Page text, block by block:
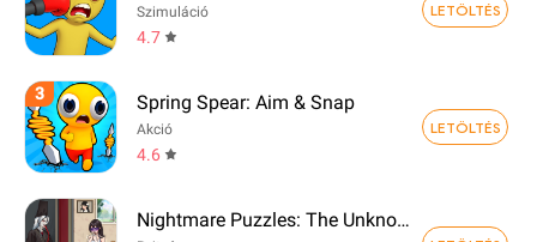
Szimuláció
4.7
LETÖLTÉS
3 Spring Spear: Aim & Snap
Akció
4.6
LETÖLTÉS
Nightmare Puzzles: The Unknown